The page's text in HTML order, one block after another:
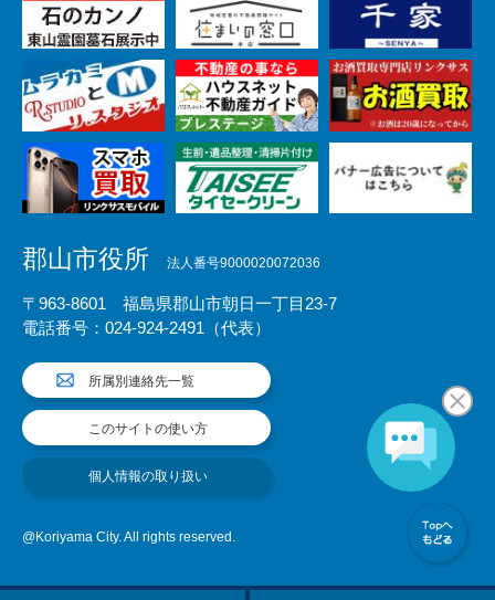
郡山市役所 法人番号9000020072036
〒963-8601 福島県郡山市朝日一丁目23-7
電話番号：024-924-2491（代表）
所属別連絡先一覧
このサイトの使い方
個人情報の取り扱い
@Koriyama City. All rights reserved.